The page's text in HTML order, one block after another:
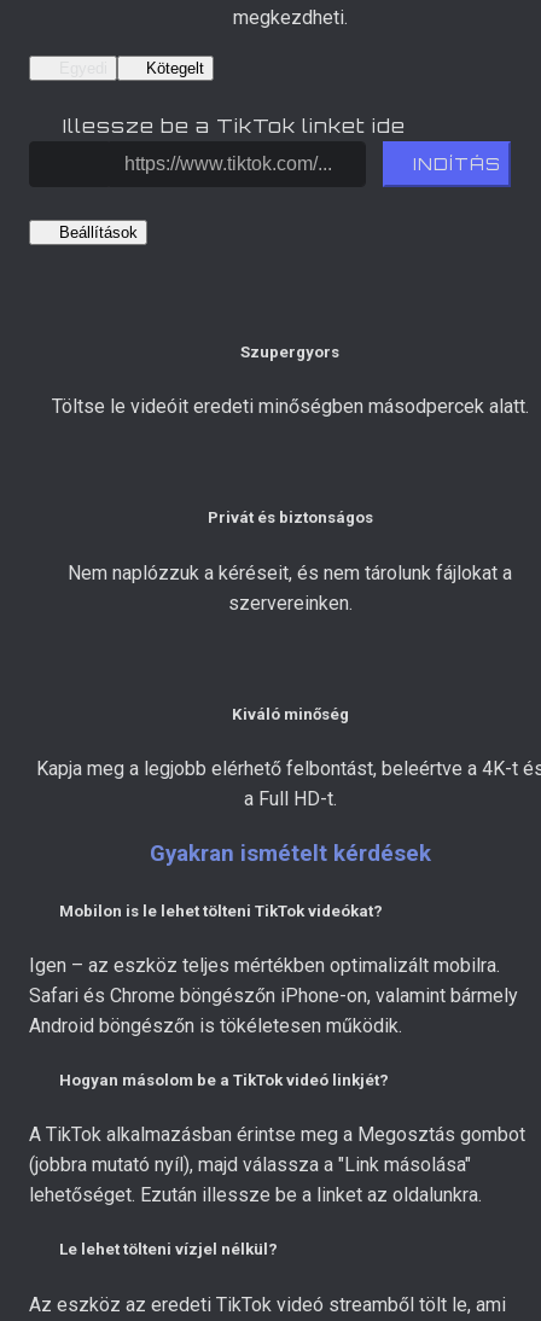
megkezdheti.
Kötegelt
Illessze be a TikTok linket ide
INDÍTÁS
Beállítások
Szupergyors
Töltse le videóit eredeti minőségben másodpercek alatt.
Privát és biztonságos
Nem naplózzuk a kéréseit, és nem tárolunk fájlokat a
szervereinken.
Kiváló minőség
Kapja meg a legjobb elérhető felbontást, beleértve a 4K-t
a Full HD-t.
Gyakran ismételt kérdések
Mobilon is le lehet tölteni TikTok videókat?
Igen – az eszköz teljes mértékben optimalizált mobilra.
Safari és Chrome böngészőn iPhone-on, valamint bármely
Android böngészőn is tökéletesen működik.
Hogyan másolom be a TikTok videó linkjét?
A TikTok alkalmazásban érintse meg a Megosztás gombot
(jobbra mutató nyíl), majd válassza a "Link másolása"
lehetőséget. Ezután illessze be a linket az oldalunkra.
Le lehet tölteni vízjel nélkül?
Az eszköz az eredeti TikTok videó streamből tölt le, ami